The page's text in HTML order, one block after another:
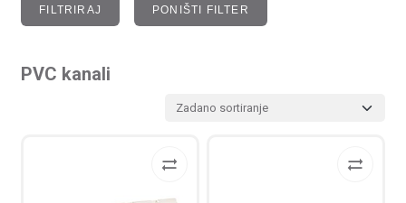
FILTRIRAJ PONIŠTI FILTER
PVC kanali